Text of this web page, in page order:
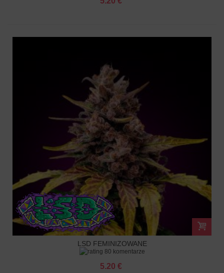
LSD FEMINIZOWANE
80 komentarze
5.20 €